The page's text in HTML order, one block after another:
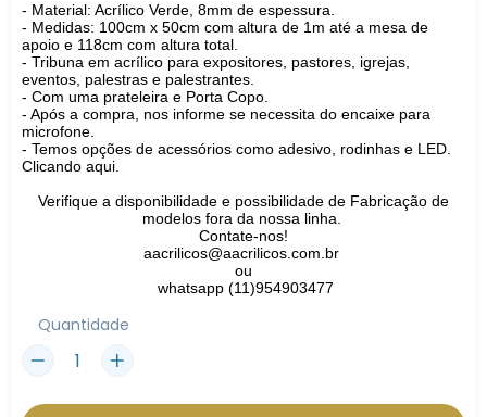
- Material: Acrílico Verde, 8mm de espessura.
- Medidas: 100cm x 50cm com altura de 1m até a mesa de
apoio e 118cm com altura total.
- Tribuna em acrílico para expositores, pastores, igrejas,
eventos, palestras e palestrantes.
- Com uma prateleira e Porta Copo.
- Após a compra, nos informe se necessita do encaixe para
microfone.
- Temos opções de acessórios como adesivo, rodinhas e LED.
Clicando aqui.
Verifique a disponibilidade e possibilidade de Fabricação de
modelos fora da nossa linha.
Contate-nos!
aacrilicos@aacrilicos.com.br
ou
whatsapp (11)954903477
Quantidade